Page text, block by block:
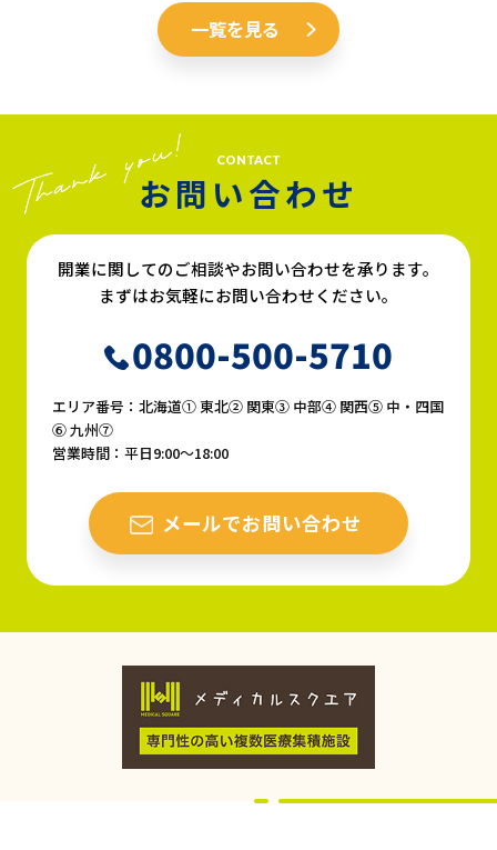
一覧を見る
CONTACT
お問い合わせ
開業に関してのご相談やお問い合わせを承ります。
まずはお気軽にお問い合わせください。
0800-500-5710
エリア番号：北海道① 東北② 関東③ 中部④ 関西⑤ 中・四国
⑥ 九州⑦
営業時間：平日9:00〜18:00
メールでお問い合わせ